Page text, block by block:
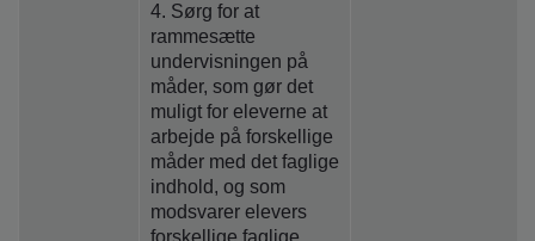
4. Sørg for at
rammesætte
undervisningen på
måder, som gør det
muligt for eleverne at
arbejde på forskellige
måder med det faglige
indhold, og som
modsvarer elevers